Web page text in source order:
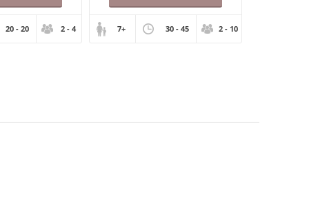
20 - 20 2 - 4 7+ 30 - 45 2 - 10